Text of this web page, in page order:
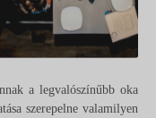
a legvalószínűbb oka
szerepelne valamilyen